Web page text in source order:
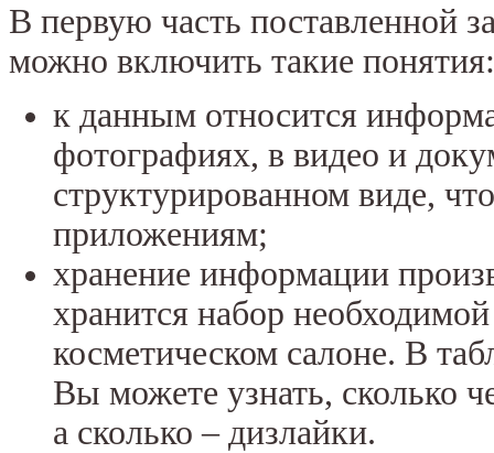
В первую часть поставленной
можно включить такие понятия:
к данным относится
фотографиях, в видео и
структурированном виде,
приложениям;
хранение информации
хранится набор
косметическом салоне. В
Вы можете узнать, сколько
а сколько – дизлайки.